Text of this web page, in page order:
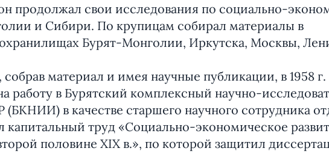
продолжал свои исследования по социально-
и Сибири. По крупицам собирал материалы в
Бурят-Монголии, Иркутска, Москвы,
материал и имея научные публикации, в 1958
работу в Бурятский комплексный научно-
в качестве старшего научного сотрудника
капитальный труд «Социально-экономическое
половине XIX в.», по которой защитил